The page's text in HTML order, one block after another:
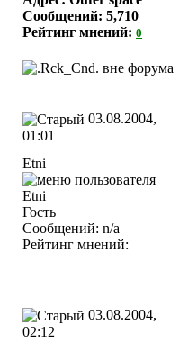
Сообщений: 5,710
Рейтинг мнений: 0
03.08.2004,
01:01
Etni
Гость
Сообщений: n/a
Рейтинг мнений:
03.08.2004,
02:12